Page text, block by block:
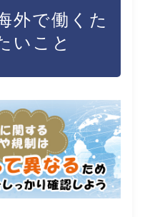
外で働くた
いこと